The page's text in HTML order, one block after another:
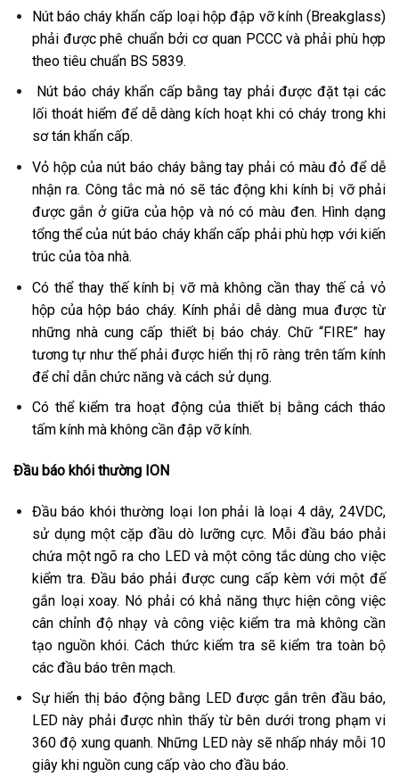
Nút báo cháy khẩn cấp loại hộp đập vỡ kính (Breakglass)
phải được phê chuẩn bởi cơ quan PCCC và phải phù hợp
theo tiêu chuẩn BS 5839.
Nút báo cháy khẩn cấp bằng tay phải được đặt tại các
lối thoát hiểm để dễ dàng kích hoạt khi có cháy trong khi
sơ tán khẩn cấp.
Vỏ hộp của nút báo cháy bằng tay phải có màu đỏ để dễ
nhận ra. Công tắc mà nó sẽ tác động khi kính bị vỡ phải
được gắn ở giữa của hộp và nó có màu đen. Hình dạng
tổng thể của nút báo cháy khẩn cấp phải phù hợp với kiến
trúc của tòa nhà.
Có thể thay thế kính bị vỡ mà không cần thay thế cả vỏ
hộp của hộp báo cháy. Kính phải dễ dàng mua được từ
những nhà cung cấp thiết bị báo cháy. Chữ “FIRE” hay
tương tự như thế phải được hiển thị rõ ràng trên tấm kính
để chỉ dẫn chức năng và cách sử dụng.
Có thể kiểm tra hoạt động của thiết bị bằng cách tháo
tấm kính mà không cần đập vỡ kính.
Đầu báo khói thường ION
Đầu báo khói thường loại Ion phải là loại 4 dây, 24VDC,
sử dụng một cặp đầu dò lưỡng cực. Mỗi đầu báo phải
chứa một ngõ ra cho LED và một công tắc dùng cho việc
kiểm tra. Đầu báo phải được cung cấp kèm với một đế
gắn loại xoay. Nó phải có khả năng thực hiện công việc
cân chỉnh độ nhạy và công việc kiểm tra mà không cần
tạo nguồn khói. Cách thức kiểm tra sẽ kiểm tra toàn bộ
các đầu báo trên mạch.
Sự hiển thị báo động bằng LED được gắn trên đầu báo,
LED này phải được nhìn thấy từ bên dưới trong phạm vi
360 độ xung quanh. Những LED này sẽ nhấp nháy mỗi 10
giây khi nguồn cung cấp vào cho đầu báo.